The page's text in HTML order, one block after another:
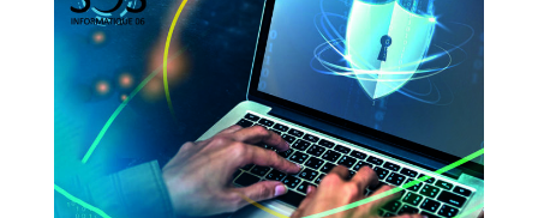
SOS INFORMATIQUE 06
SERVICES ET B2B